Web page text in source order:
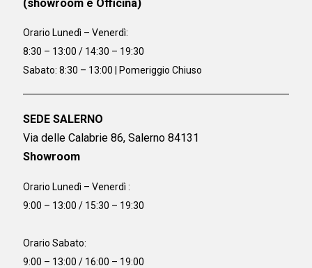
(showroom e Officina)
Orario Lunedì – Venerdì:
8:30 – 13:00 / 14:30 – 19:30
Sabato: 8:30 – 13:00 | Pomeriggio Chiuso
SEDE SALERNO
Via delle Calabrie 86, Salerno 84131
Showroom
Orario Lunedì – Venerdì :
9:00 – 13:00 / 15:30 – 19:30
Orario Sabato:
9:00 – 13:00 / 16:00 – 19:00